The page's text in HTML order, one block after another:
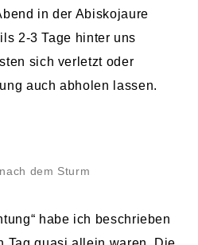
in der Abiskojaure
2-3 Tage hinter uns
sich verletzt oder
auch abholen lassen.
dem Sturm
habe ich beschrieben